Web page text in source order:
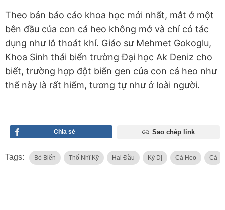
Theo bản báo cáo khoa học mới nhất, mắt ở một
bên đầu của con cá heo không mở và chỉ có tác
dụng như lỗ thoát khí. Giáo sư Mehmet Gokoglu,
Khoa Sinh thái biển trường Đại học Ak Deniz cho
biết, trường hợp đột biến gen của con cá heo như
thế này là rất hiếm, tương tự như ở loài người.
Chia sẻ Sao chép link
Tags: Bò Biển Thổ Nhĩ Kỹ Hai Đầu Kỳ Dị Cá Heo Cá